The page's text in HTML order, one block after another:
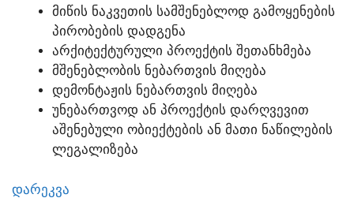
ᲛᲘᲬᲘᲡ ᲜᲐᲙᲕᲔᲗᲘᲡ ᲡᲐᲛᲨᲔᲜᲔᲑᲚᲝᲓ ᲒᲐᲛᲝᲧᲔᲜᲔᲑᲘᲡ
ᲞᲘᲠᲝᲑᲔᲑᲘᲡ ᲓᲐᲓᲒᲔᲜᲐ
ᲐᲠᲥᲘᲢᲔᲥᲢᲣᲠᲣᲚᲘ ᲞᲠᲝᲔᲥᲢᲘᲡ ᲨᲔᲗᲐᲜᲮᲛᲔᲑᲐ
ᲛᲨᲔᲜᲔᲑᲚᲝᲑᲘᲡ ᲜᲔᲑᲐᲠᲗᲕᲘᲡ ᲛᲘᲦᲔᲑᲐ
ᲓᲔᲛᲝᲜᲢᲐᲟᲘᲡ ᲜᲔᲑᲐᲠᲗᲕᲘᲡ ᲛᲘᲦᲔᲑᲐ
ᲣᲜᲔᲑᲐᲠᲗᲕᲝᲓ ᲐᲜ ᲞᲠᲝᲔᲥᲢᲘᲡ ᲓᲐᲠᲦᲕᲔᲕᲘᲗ
ᲐᲨᲔᲜᲔᲑᲣᲚᲘ ᲝᲑᲘᲔᲥᲢᲔᲑᲘᲡ ᲐᲜ ᲛᲐᲗᲘ ᲜᲐᲬᲘᲚᲔᲑᲘᲡ
ᲚᲔᲒᲐᲚᲘᲖᲔᲑᲐ
ᲓᲐᲠᲔᲙᲕᲐ